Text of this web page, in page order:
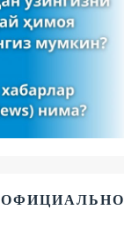
ОФИЦИАЛЬНО